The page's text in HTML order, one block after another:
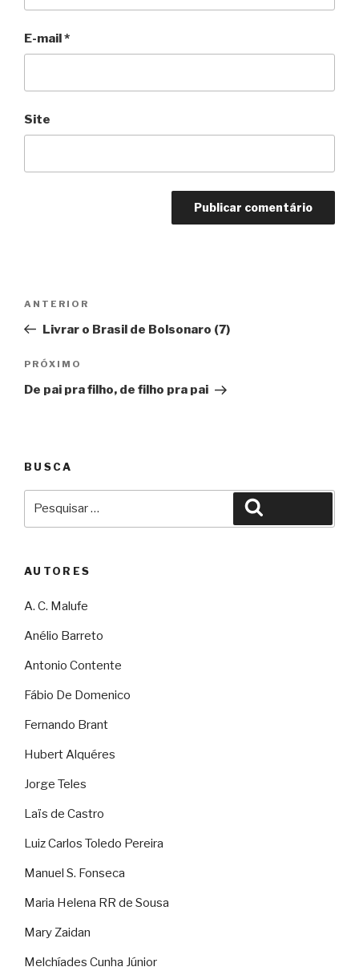
E-mail*
Site
Post
Anterior
ANTERIOR
Livrar o Brasil de Bolsonaro (7)
Próximo
PRÓXIMO
De pai pra filho, de filho pra pai
BUSCA
AUTORES
A. C. Malufe
Anélio Barreto
Antonio Contente
Fábio De Domenico
Fernando Brant
Hubert Alquéres
Jorge Teles
Laïs de Castro
Luiz Carlos Toledo Pereira
Manuel S. Fonseca
Maria Helena RR de Sousa
Mary Zaidan
Melchíades Cunha Júnior